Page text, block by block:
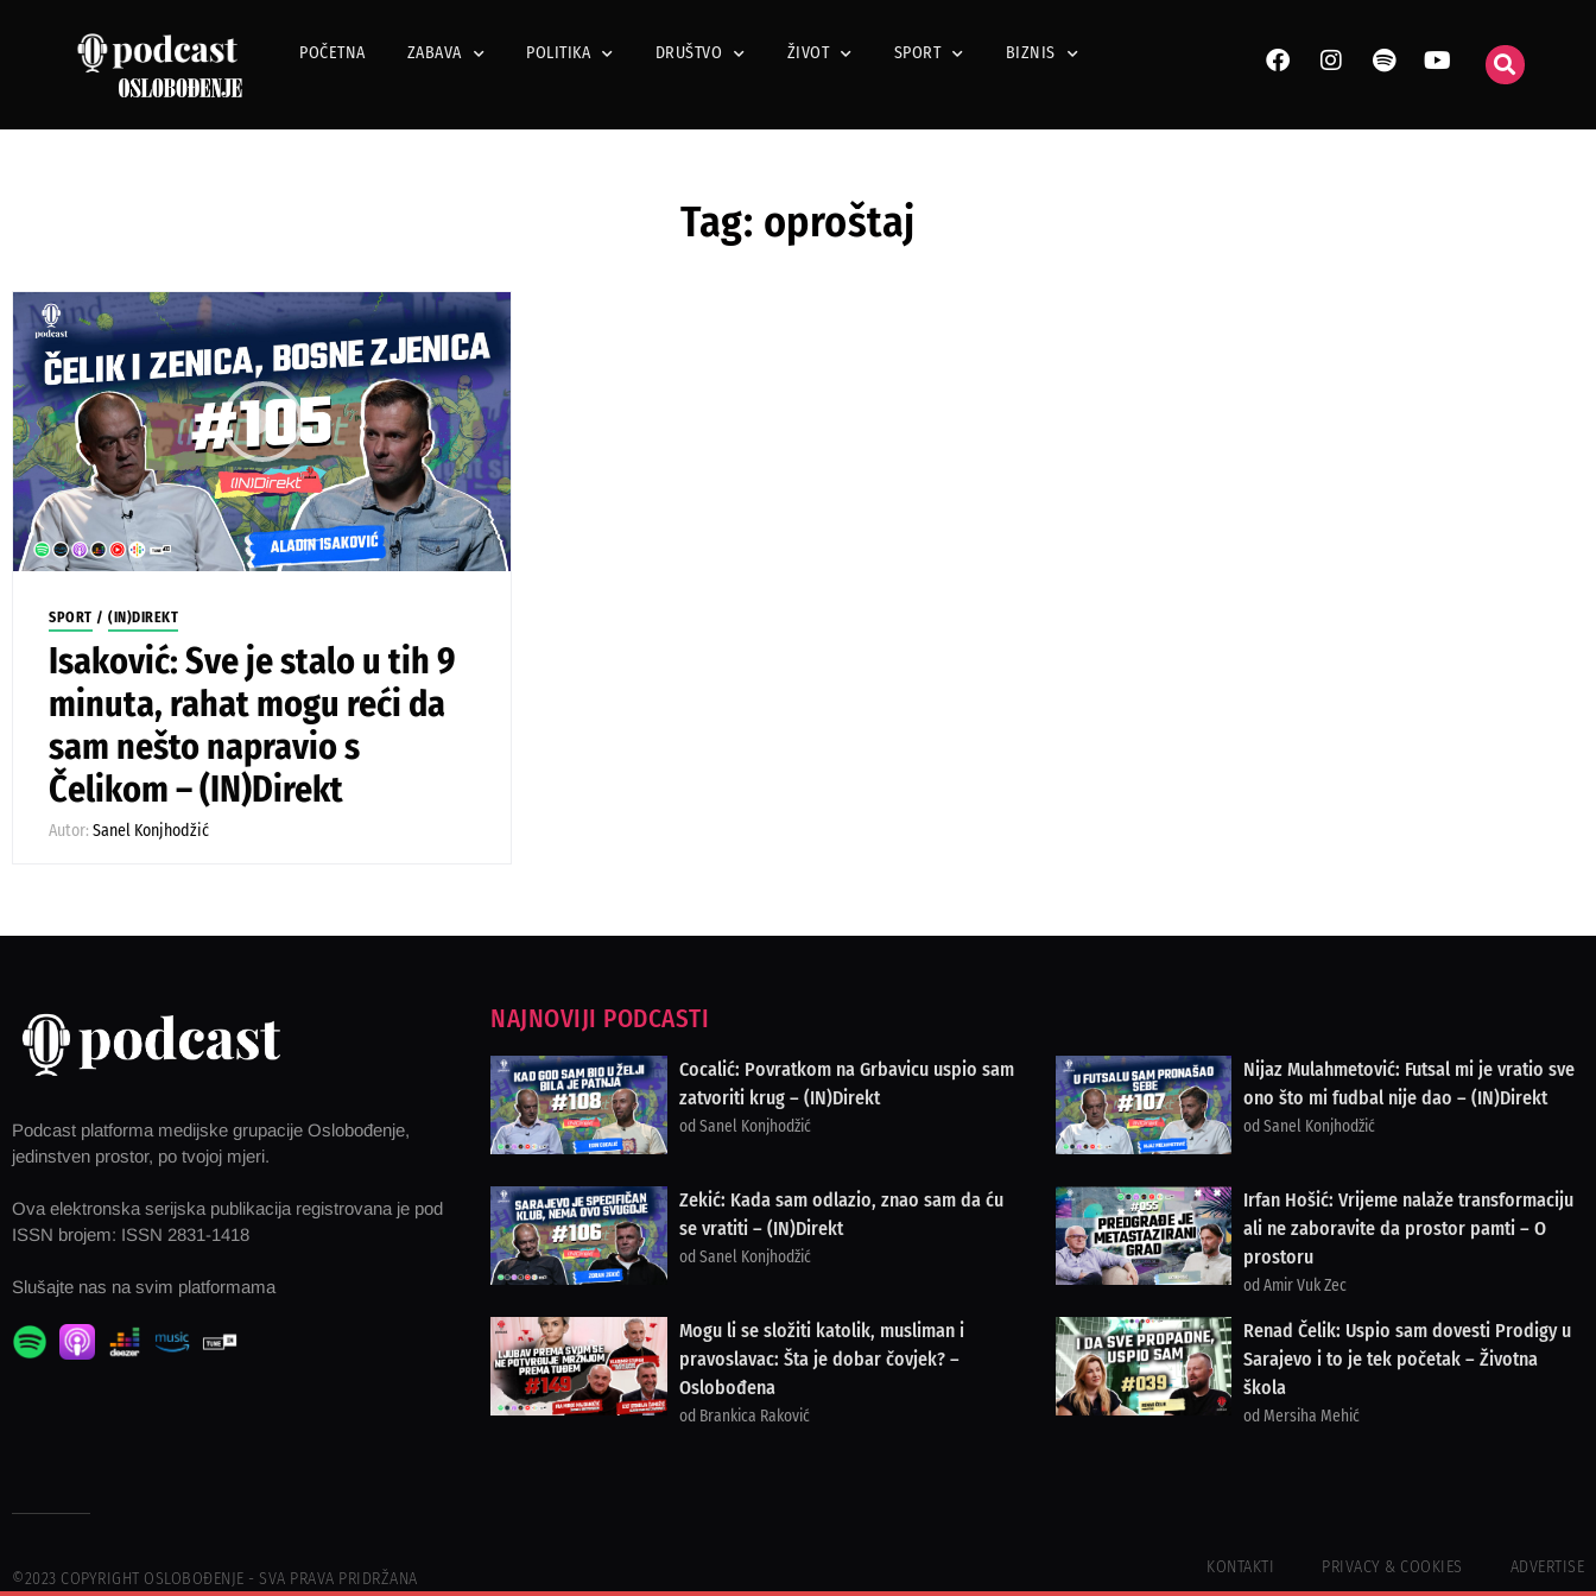
POČETNA ZABAVA POLITIKA DRUŠTVO ŽIVOT SPORT BIZNIS
Tag: oproštaj
SPORT / (IN)DIREKT
Isaković: Sve je stalo u tih 9
minuta, rahat mogu reći da
sam nešto napravio s
Čelikom – (IN)Direkt
Autor: Sanel Konjhodžić
Podcast platforma medijske grupacije Oslobođenje,
jedinstven prostor, po tvojoj mjeri.
Ova elektronska serijska publikacija registrovana je pod
ISSN brojem: ISSN 2831-1418
Slušajte nas na svim platformama
NAJNOVIJI PODCASTI
Cocalić: Povratkom na Grbavicu uspio sam
zatvoriti krug – (IN)Direkt
od Sanel Konjhodžić
Nijaz Mulahmetović: Futsal mi je vratio sve
ono što mi fudbal nije dao – (IN)Direkt
od Sanel Konjhodžić
Zekić: Kada sam odlazio, znao sam da ću
se vratiti – (IN)Direkt
od Sanel Konjhodžić
Irfan Hošić: Vrijeme nalaže transformaciju
ali ne zaboravite da prostor pamti – O
prostoru
od Amir Vuk Zec
Mogu li se složiti katolik, musliman i
pravoslavac: Šta je dobar čovjek? –
Oslobođena
od Brankica Raković
Renad Čelik: Uspio sam dovesti Prodigy u
Sarajevo i to je tek početak – Životna
škola
od Mersiha Mehić
©2023 COPYRIGHT OSLOBOĐENJE - SVA PRAVA PRIDRŽANA
KONTAKTI PRIVACY & COOKIES ADVERTISE